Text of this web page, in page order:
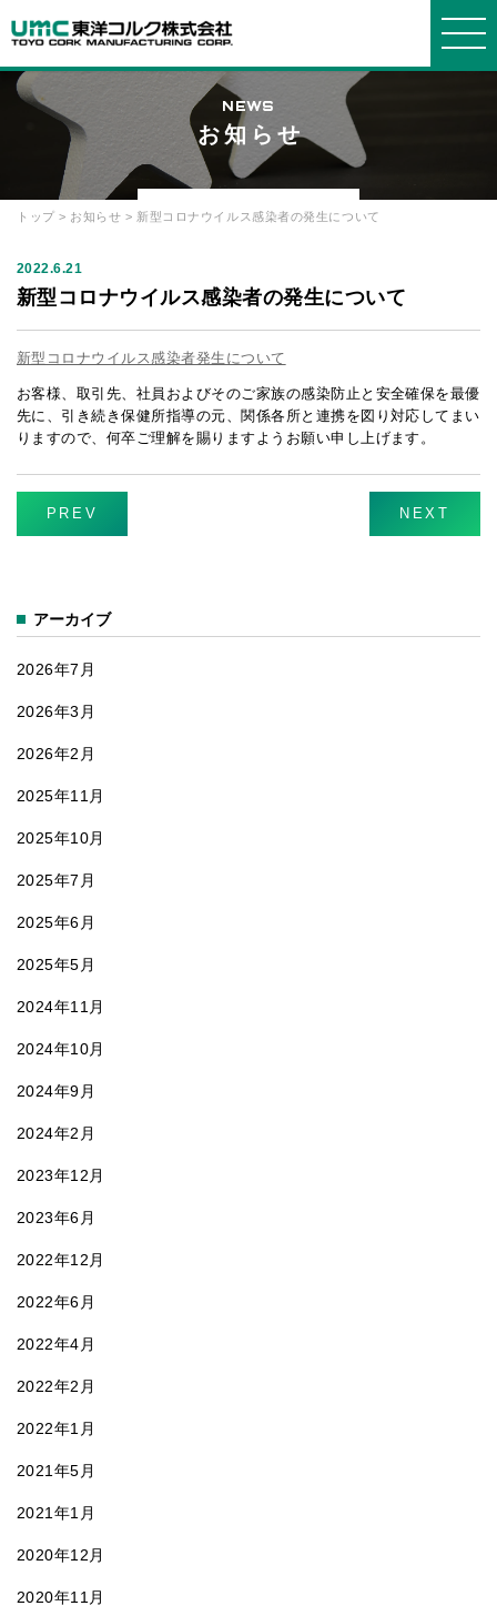
東洋コルクについて ABOUT
事業紹介 WORKS
コルク
について
設備
ナルオーダ
ー
製品紹介 PRODUCTS
箱物
断熱
材・緩衝材
木
リプロピレ
ン
立ベッド
「床にポ
会社情報 COMPANY
品質・
環境方針
社長メ
ッセージ
念
歴史
採用情
お知らせ・よくある質問
INFORMATION
シー
NEWS
お知らせ
トップ > お知らせ > 新型コロナウイルス感染者の発生について
2022.6.21
新型コロナウイルス感染者の発生について
新型コロナウイルス感染者発生について
お客様、取引先、社員およびそのご家族の感染防止と安全確保を最優
先に、引き続き保健所指導の元、関係各所と連携を図り対応してまい
りますので、何卒ご理解を賜りますようお願い申し上げます。
PREV NEXT
アーカイブ
2026年7月
2026年3月
2026年2月
2025年11月
2025年10月
2025年7月
2025年6月
2025年5月
2024年11月
2024年10月
2024年9月
2024年2月
2023年12月
2023年6月
2022年12月
2022年6月
2022年4月
2022年2月
2022年1月
2021年5月
2021年1月
2020年12月
2020年11月